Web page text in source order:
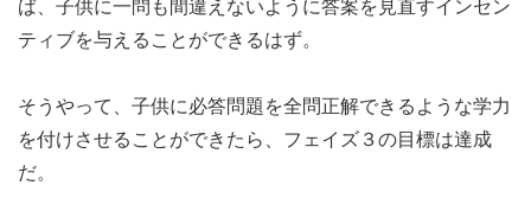
ば、子供に一問も間違えないように答案を見直すインセン
ティブを与えることができるはず。
そうやって、子供に必答問題を全問正解できるような学力
を付けさせることができたら、フェイズ３の目標は達成
だ。